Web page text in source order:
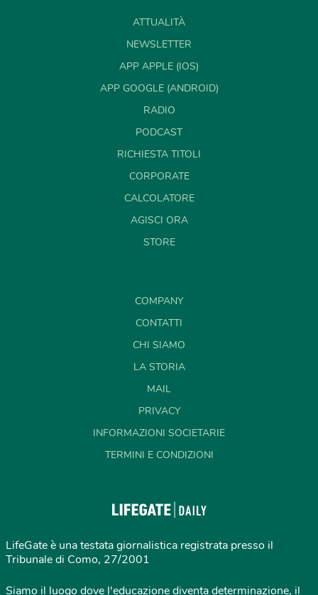
ATTUALITÀ
NEWSLETTER
APP APPLE (IOS)
APP GOOGLE (ANDROID)
RADIO
PODCAST
RICHIESTA TITOLI
CORPORATE
CALCOLATORE
AGISCI ORA
STORE
COMPANY
CONTATTI
CHI SIAMO
LA STORIA
MAIL
PRIVACY
INFORMAZIONI SOCIETARIE
TERMINI E CONDIZIONI
LifeGate è una testata giornalistica registrata presso il
Tribunale di Como, 27/2001
Siamo il luogo dove l'educazione diventa determinazione, il